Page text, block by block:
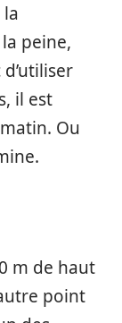
peine,
il est
Ou
m de haut
point